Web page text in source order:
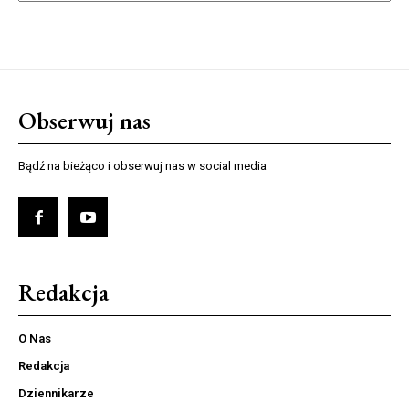
Obserwuj nas
Bądź na bieżąco i obserwuj nas w social media
Redakcja
O Nas
Redakcja
Dziennikarze